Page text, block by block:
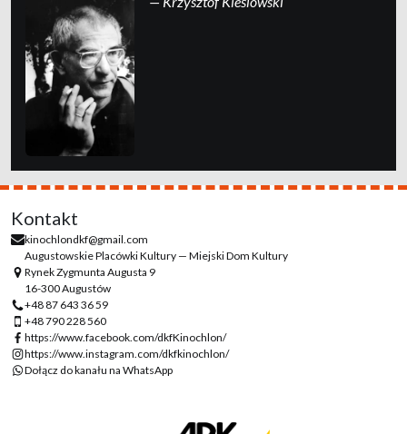
Kontakt
kinochlondkf@gmail.com
Augustowskie Placówki Kultury — Miejski Dom Kultury
Rynek Zygmunta Augusta 9
16-300 Augustów
+48 87 643 36 59
+48 790 228 560
https://www.facebook.com/dkfKinochlon/
https://www.instagram.com/dkfkinochlon/
Dołącz do kanału na WhatsApp